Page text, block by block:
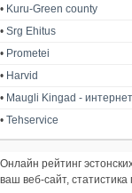
• Kuru-Green county
• Srg Ehitus
• Prometei
• Harvid
• Maugli Kingad -
• Tehservice
Онлайн рейтинг
ваш веб-сайт,